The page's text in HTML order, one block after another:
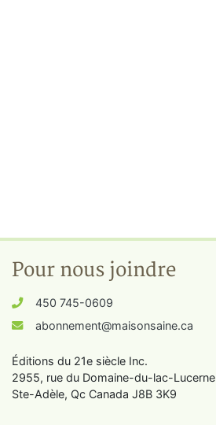
Pour nous joindre
450 745-0609
abonnement@maisonsaine.ca
Éditions du 21e siècle Inc.
2955, rue du Domaine-du-lac-Lucerne
Ste-Adèle, Qc Canada J8B 3K9